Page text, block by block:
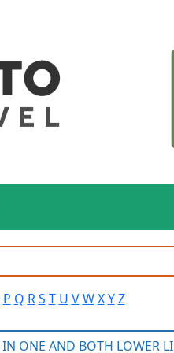
P Q R S T U V W X Y Z